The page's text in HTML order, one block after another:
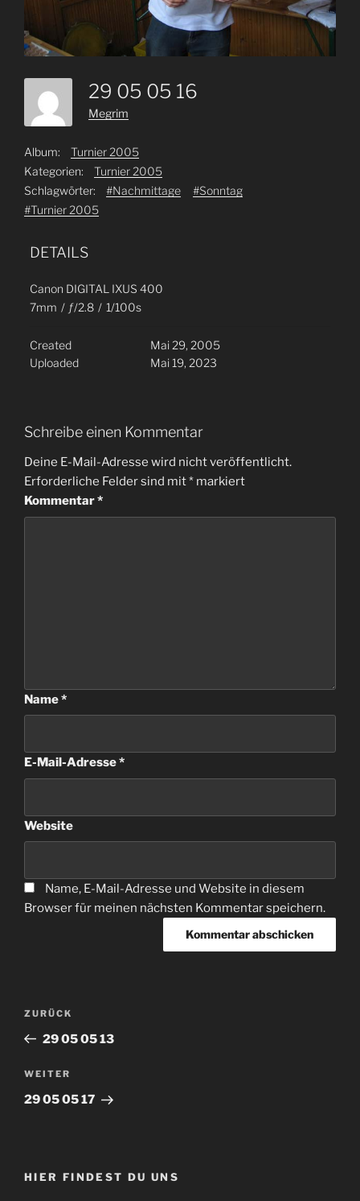
29 05 05 16
Megrim
Album:
Turnier 2005
Kategorien:
Turnier 2005
Schlagwörter:
#Nachmittage
#Sonntag
#Turnier 2005
DETAILS
Canon DIGITAL IXUS 400
7mm / ƒ/2.8 / 1/100s
Created
Mai 29, 2005
Uploaded
Mai 19, 2023
Schreibe einen Kommentar
Deine E-Mail-Adresse wird nicht veröffentlicht.
Erforderliche Felder sind mit* markiert
Kommentar*
Name*
E-Mail-Adresse*
Website
Name, E-Mail-Adresse und Website in diesem
Browser für meinen nächsten Kommentar speichern.
Beitragsnavigation
Vorheriger
Beitrag
ZURÜCK
29 05 05 13
Nächster
Beitrag
WEITER
29 05 05 17
HIER FINDEST DU UNS